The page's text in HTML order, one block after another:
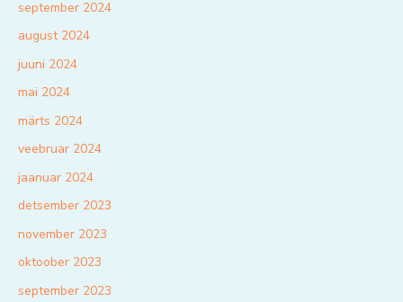
september 2024
august 2024
juuni 2024
mai 2024
märts 2024
veebruar 2024
jaanuar 2024
detsember 2023
november 2023
oktoober 2023
september 2023